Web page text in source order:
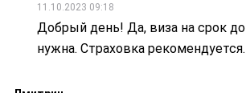
11.10.2023 09:18
Добрый день! Да, виза на срок
нужна. Страховка рекомендуется.